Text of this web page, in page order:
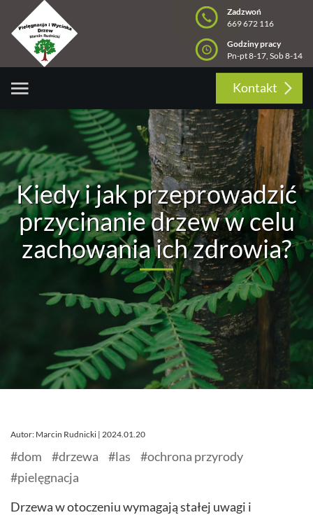
Zadzwoń
669 672 116
Godziny pracy
Pn-pt 8-17, Sob 8-14
Kontakt
Kiedy i jak przeprowadzić
przycinanie drzew w celu
zachowania ich zdrowia?
Autor: Marcin Rudnicki | 2024.01.20
#dom #drzewa #las
#ochrona przyrody
#pielęgnacja
Drzewa w otoczeniu wymagają stałej uwagi i